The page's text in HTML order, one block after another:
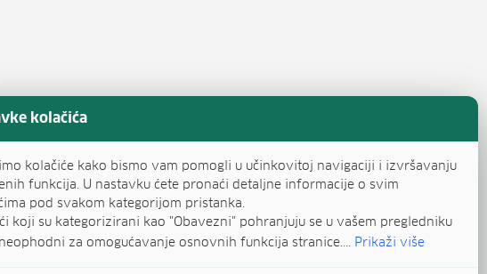
kolačića
kolačiće kako bismo vam pomogli u učinkovitoj navigaciji i izvršavanju
funkcija. U nastavku ćete pronaći detaljne informacije o svim
pod svakom kategorijom pristanka.
koji su kategorizirani kao "Obavezni" pohranjuju se u vašem pregledniku
za omogućavanje osnovnih funkcija stranice.... Prikaži više